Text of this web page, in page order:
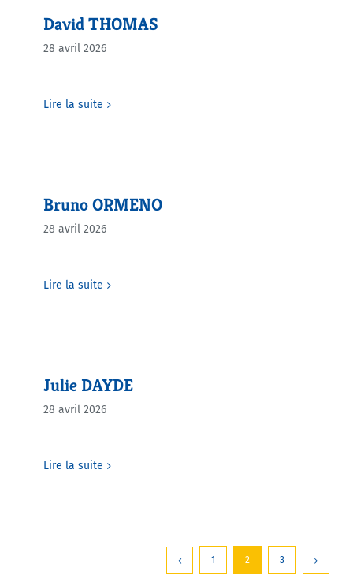
David THOMAS
28 avril 2026
Lire la suite
Bruno ORMENO
28 avril 2026
Lire la suite
Julie DAYDE
28 avril 2026
Lire la suite
1 2 3